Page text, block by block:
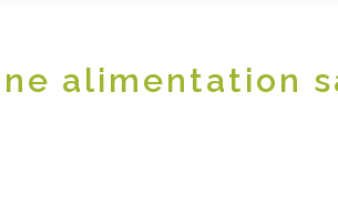
alimentation